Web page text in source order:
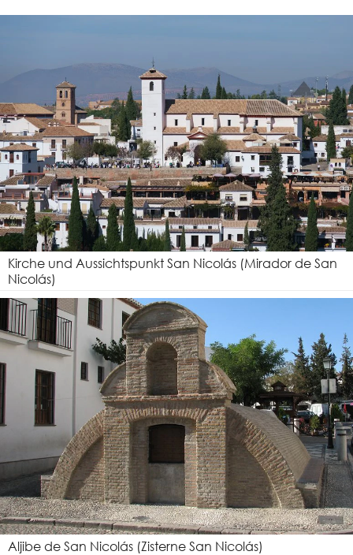
Kirche und Aussichtspunkt San Nicolás (Mirador de San
Nicolás)
Aljibe de San Nicolás (Zisterne San Nicolás)